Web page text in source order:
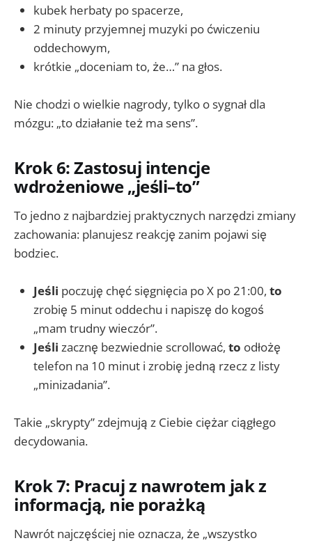
kubek herbaty po spacerze,
2 minuty przyjemnej muzyki po ćwiczeniu
oddechowym,
krótkie „doceniam to, że…” na głos.
Nie chodzi o wielkie nagrody, tylko o sygnał dla
mózgu: „to działanie też ma sens”.
Krok 6: Zastosuj intencje
wdrożeniowe „jeśli–to”
To jedno z najbardziej praktycznych narzędzi zmiany
zachowania: planujesz reakcję zanim pojawi się
bodziec.
Jeśli poczuję chęć sięgnięcia po X po 21:00, to
zrobię 5 minut oddechu i napiszę do kogoś
„mam trudny wieczór”.
Jeśli zacznę bezwiednie scrollować, to odłożę
telefon na 10 minut i zrobię jedną rzecz z listy
„minizadania”.
Takie „skrypty” zdejmują z Ciebie ciężar ciągłego
decydowania.
Krok 7: Pracuj z nawrotem jak z
informacją, nie porażką
Nawrót najczęściej nie oznacza, że „wszystko